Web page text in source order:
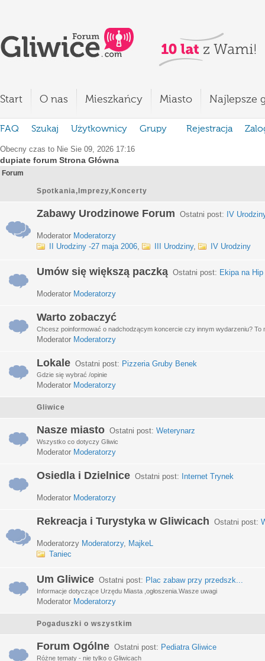
Start O nas Mieszkańcy Miasto Najlepsze
FAQ Szukaj Użytkownicy Grupy Rejestracja
Obecny czas to Nie Sie 09, 2026 17:16
dupiate forum Strona Główna
Forum
Spotkania,Imprezy,Koncerty
Zabawy Urodzinowe Forum Ostatni post: IV
Moderator Moderatorzy
II Urodziny -27 maja 2006, III Urodziny, IV Urodziny
Umów się większą paczką Ostatni post: Ekipa na
Moderator Moderatorzy
Warto zobaczyć
Chcesz poinformować o nadchodzącym koncercie czy innym wydarzeniu? To
Moderator Moderatorzy
Lokale Ostatni post: Pizzeria Gruby Benek
Gdzie się wybrać /opinie
Moderator Moderatorzy
Gliwice
Nasze miasto Ostatni post: Weterynarz
Wszystko co dotyczy Gliwic
Moderator Moderatorzy
Osiedla i Dzielnice Ostatni post: Internet Trynek
Moderator Moderatorzy
Rekreacja i Turystyka w Gliwicach Ostatni post:
Moderatorzy Moderatorzy, MajkeL
Taniec
Um Gliwice Ostatni post: Plac zabaw przy przedszk...
Informacje dotyczące Urzędu Miasta ,ogłoszenia.Wasze uwagi
Moderator Moderatorzy
Pogaduszki o wszystkim
Forum Ogólne Ostatni post: Pediatra Gliwice
Różne tematy - nie tylko o Gliwicach